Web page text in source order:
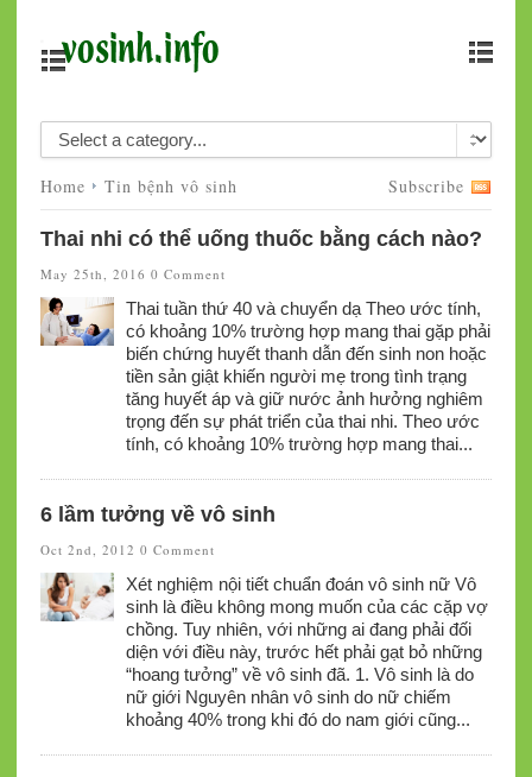
Home Tin bệnh vô sinh Subscribe
Thai nhi có thể uống thuốc bằng cách nào?
May 25th, 2016 0 Comment
Thai tuần thứ 40 và chuyển dạ Theo ước tính,
có khoảng 10% trường hợp mang thai gặp phải
biến chứng huyết thanh dẫn đến sinh non hoặc
tiền sản giật khiến người mẹ trong tình trạng
tăng huyết áp và giữ nước ảnh hưởng nghiêm
trọng đến sự phát triển của thai nhi. Theo ước
tính, có khoảng 10% trường hợp mang thai...
6 lầm tưởng về vô sinh
Oct 2nd, 2012 0 Comment
Xét nghiệm nội tiết chuẩn đoán vô sinh nữ Vô
sinh là điều không mong muốn của các cặp vợ
chồng. Tuy nhiên, với những ai đang phải đối
diện với điều này, trước hết phải gạt bỏ những
“hoang tưởng” về vô sinh đã. 1. Vô sinh là do
nữ giới Nguyên nhân vô sinh do nữ chiếm
khoảng 40% trong khi đó do nam giới cũng...